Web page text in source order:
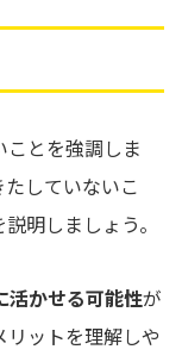
とを強調しま
していないこ
明しましょう。
活かせる可能性が
ットを理解しや